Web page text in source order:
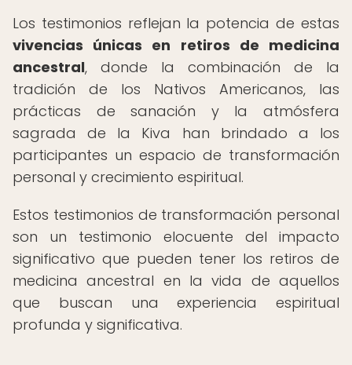
Los testimonios reflejan la potencia de estas
vivencias únicas en retiros de medicina
ancestral, donde la combinación de la
tradición de los Nativos Americanos, las
prácticas de sanación y la atmósfera
sagrada de la Kiva han brindado a los
participantes un espacio de transformación
personal y crecimiento espiritual.
Estos testimonios de transformación personal
son un testimonio elocuente del impacto
significativo que pueden tener los retiros de
medicina ancestral en la vida de aquellos
que buscan una experiencia espiritual
profunda y significativa.